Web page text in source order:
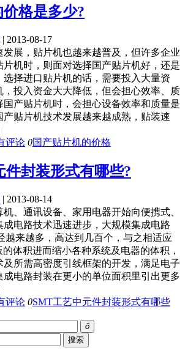
格是多少?
| 2013-08-17
发展，贴片机也越来越普及，但许多企业
机时，则面对选择国产贴片机好，还是
择进口贴片机的话，需要投入大量资
，投入资金大大降低，但会担心效率、质
产贴片机时，会担心设备效率和质量是
产贴片机技术发展越来越成熟，贴装速
评论 0国产贴片机的价格
件封装形式有哪些?
| 2013-08-14
机、通讯设备、家用电器开始向便携式、
电路技术迅速进步，大规模集成电路
越来越多，高达到几百个，与之相适应
体积进而缩小各种系统及电器的体积，
所需高密度引线框架的开发，满足电子
电路封装在更小的单位面积里引出更多
评论 0SMT工艺中元件封装形式有哪些
ő